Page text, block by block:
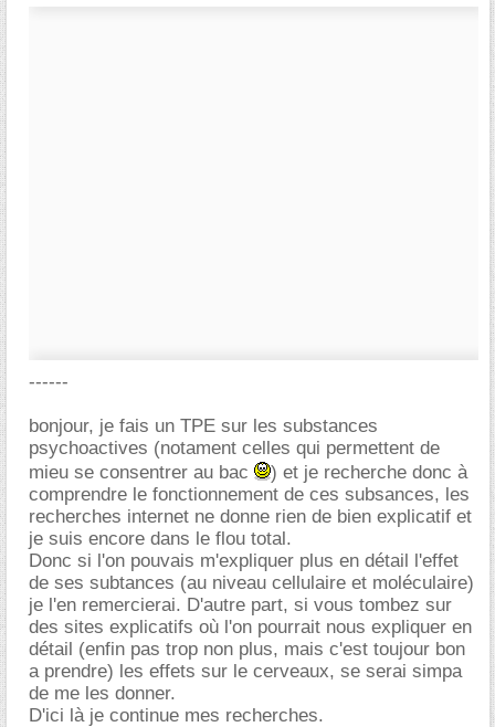
------
bonjour, je fais un TPE sur les substances
psychoactives (notament celles qui permettent de
mieu se consentrer au bac
) et je recherche donc à
comprendre le fonctionnement de ces subsances, les
recherches internet ne donne rien de bien explicatif et
je suis encore dans le flou total.
Donc si l'on pouvais m'expliquer plus en détail l'effet
de ses subtances (au niveau cellulaire et moléculaire)
je l'en remercierai. D'autre part, si vous tombez sur
des sites explicatifs où l'on pourrait nous expliquer en
détail (enfin pas trop non plus, mais c'est toujour bon
a prendre) les effets sur le cerveaux, se serai simpa
de me les donner.
D'ici là je continue mes recherches.